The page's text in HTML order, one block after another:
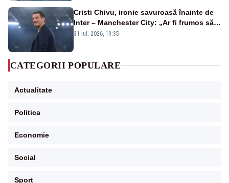
Cristi Chivu, ironie savuroasă înainte de
Inter – Manchester City: „Ar fi frumos să
mai cumpărați și de la noi”
31 iul. 2026, 19:35
CATEGORII POPULARE
Actualitate
Politica
Economie
Social
Sport